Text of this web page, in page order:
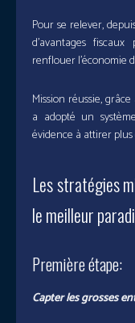
Pour se relever,
d’avantages
renflouer l’économie
Mission réussie,
a adopté un
évidence à attirer plus
Les stratégies
le meilleur
Première étape:
Capter les grosses